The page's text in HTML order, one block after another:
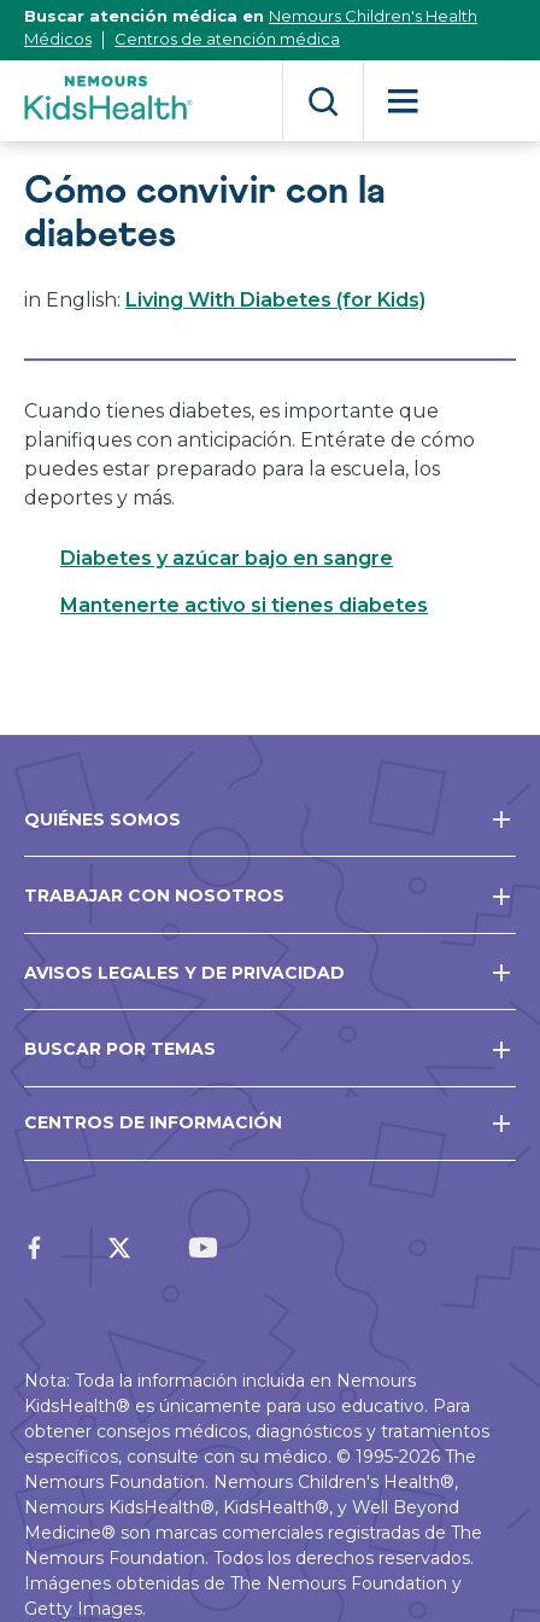
[Skip
Content]
Buscar atención médica en Nemours Children's Health
Médicos
Centros de atención médica
Cómo convivir con la
diabetes
in English: Living With Diabetes (for Kids)
Cuando tienes diabetes, es importante que
planifiques con anticipación. Entérate de cómo
puedes estar preparado para la escuela, los
deportes y más.
Diabetes y azúcar bajo en sangre
Mantenerte activo si tienes diabetes
QUIÉNES SOMOS
TRABAJAR CON NOSOTROS
AVISOS LEGALES Y DE PRIVACIDAD
BUSCAR POR TEMAS
CENTROS DE INFORMACIÓN
Nota: Toda la información incluida en Nemours
KidsHealth® es únicamente para uso educativo. Para
obtener consejos médicos, diagnósticos y tratamientos
específicos, consulte con su médico. © 1995-2026 The
Nemours Foundation. Nemours Children's Health®,
Nemours KidsHealth®, KidsHealth®, y Well Beyond
Medicine® son marcas comerciales registradas de The
Nemours Foundation. Todos los derechos reservados.
Imágenes obtenidas de The Nemours Foundation y
Getty Images.